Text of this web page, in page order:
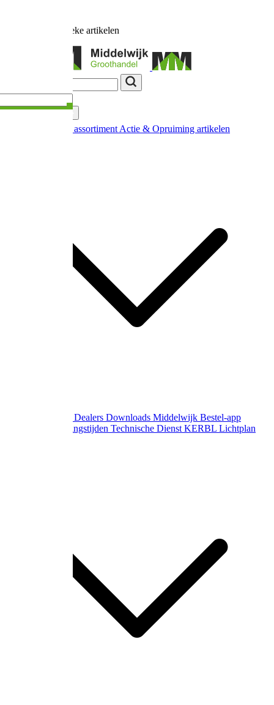
unieke artikelen
Nieuw in ons assortiment Actie & Opruiming artikelen
Dealers Downloads Middelwijk Bestel-app
Gewijzigde openingstijden Technische Dienst KERBL Lichtplan